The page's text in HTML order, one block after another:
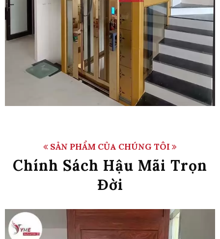
SẢN PHẨM CỦA CHÚNG TÔI
Chính Sách Hậu Mãi Trọn
Đời